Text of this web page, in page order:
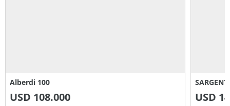
Alberdi 100
USD 108.000 USD